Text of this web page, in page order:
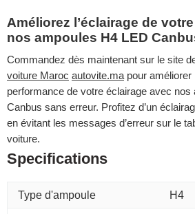
Améliorez l’éclairage de
nos ampoules H4 LED
Commandez dès maintenant sur le site
voiture Maroc autovite.ma pour améliorer
performance de votre éclairage avec nos
Canbus sans erreur. Profitez d’un
en évitant les messages d’erreur sur le
voiture.
Specifications
Type d'ampoule H4